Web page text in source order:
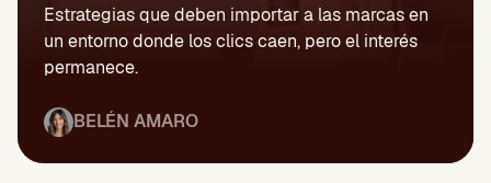
Estrategias que deben importar a las marcas en
un entorno donde los clics caen, pero el interés
permanece.
BELÉN AMARO